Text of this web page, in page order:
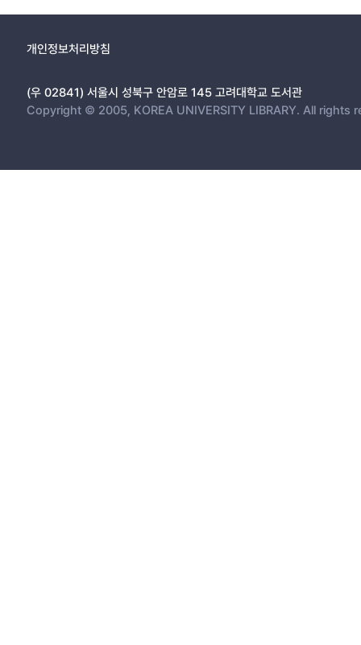
개인정보처리방침
(우 02841) 서울시 성북구 안암로 145 고려대학교 도서관
Copyright © 2005, KOREA UNIVERSITY LIBRARY. All rights